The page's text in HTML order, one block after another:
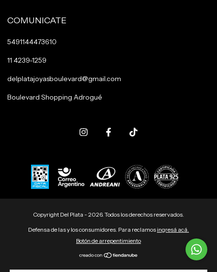
COMUNICATE
5491144473610
11 4239-1259
delplatajoyasboulevard@gmail.com
Boulevard Shopping Adrogué
Copyright Del Plata - 2026. Todos los derechos reservados.
Defensa de las y los consumidores. Para reclamos ingresá acá.
Botón de arrepentimiento